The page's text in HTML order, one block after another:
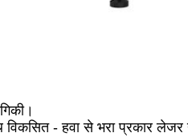
- हवा से भरा प्रकार